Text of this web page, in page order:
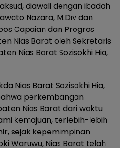
diawali dengan ibadah
Nazara, M.Div dan
Capaian dan Progres
Nias Barat oleh Sekretaris
Nias Barat Sozisokhi Hia,
Nias Barat Sozisokhi Hia,
perkembangan
Nias Barat dari waktu
kemajuan, terlebih-lebih
sejak kepemimpinan
Waruwu, Nias Barat telah